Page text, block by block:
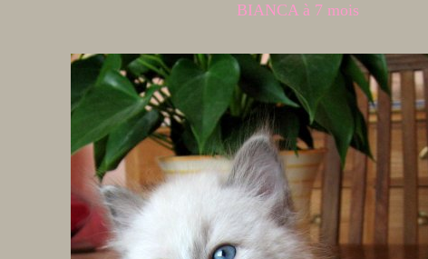
BIANCA à 7 mois